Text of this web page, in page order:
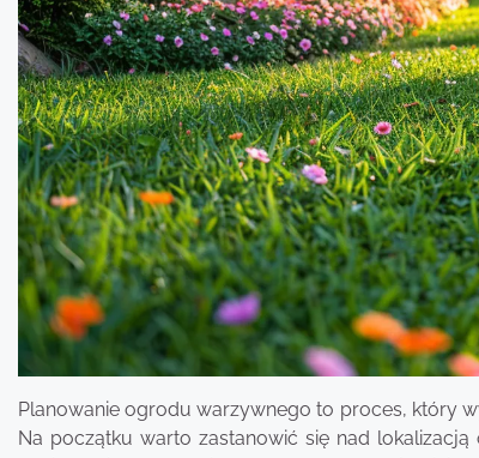
Planowanie ogrodu warzywnego to proces, który
Na początku warto zastanowić się nad